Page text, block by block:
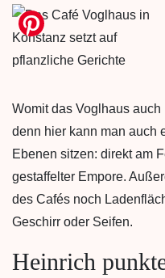
Womit das Voglhaus
denn hier kann man auch
Ebenen sitzen: direkt am
gestaffelter Empore.
des Cafés noch
Geschirr oder Seifen.
Heinrich